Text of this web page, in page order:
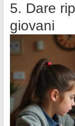
5. Dare
giovani